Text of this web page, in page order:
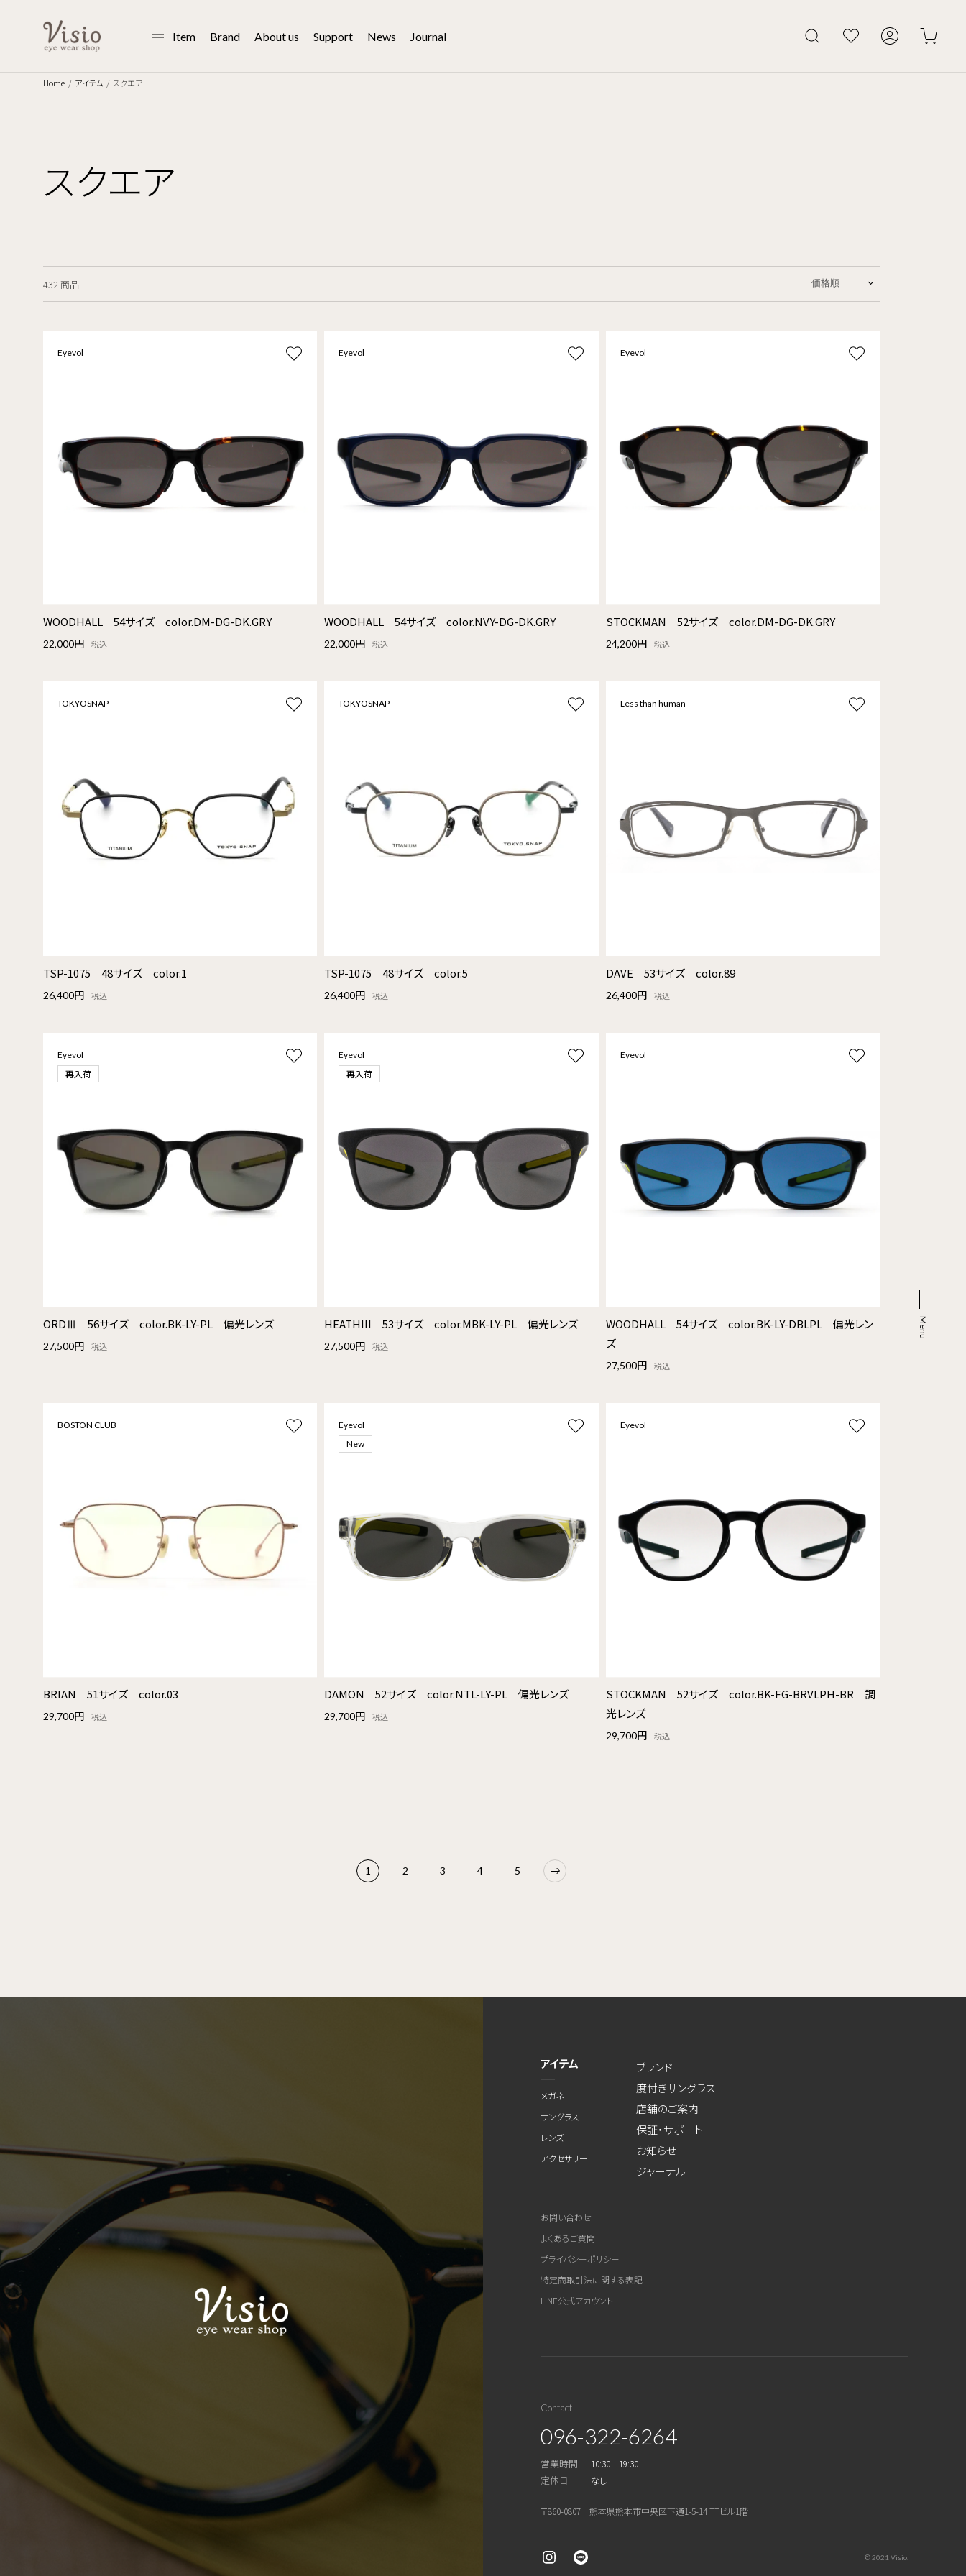
Item Brand About us Support News Journal
Home アイテム スクエア
スクエア
432 商品
Eyevol
WOODHALL 54サイズ color.DM-DG-DK.GRY
22,000円 税込
Eyevol
WOODHALL 54サイズ color.NVY-DG-DK.GRY
22,000円 税込
Eyevol
STOCKMAN 52サイズ color.DM-DG-DK.GRY
24,200円 税込
TOKYOSNAP
TSP-1075 48サイズ color.1
26,400円 税込
TOKYOSNAP
TSP-1075 48サイズ color.5
26,400円 税込
Less than human
DAVE 53サイズ color.89
26,400円 税込
Eyevol
再入荷
ORDⅢ 56サイズ color.BK-LY-PL 偏光レンズ
27,500円 税込
Eyevol
再入荷
HEATHIII 53サイズ color.MBK-LY-PL 偏光レンズ
27,500円 税込
Eyevol
WOODHALL 54サイズ color.BK-LY-DBLPL 偏光レン
ズ
27,500円 税込
BOSTON CLUB
BRIAN 51サイズ color.03
29,700円 税込
Eyevol
New
DAMON 52サイズ color.NTL-LY-PL 偏光レンズ
29,700円 税込
Eyevol
STOCKMAN 52サイズ color.BK-FG-BRVLPH-BR 調
光レンズ
29,700円 税込
1 2 3 4 5
アイテム
メガネ
サングラス
レンズ
アクセサリー
ブランド
度付きサングラス
店舗のご案内
保証・サポート
お知らせ
ジャーナル
お問い合わせ
よくあるご質問
プライバシーポリシー
特定商取引法に関する表記
LINE公式アカウント
Contact
096-322-6264
営業時間 10:30 – 19:30
定休日 なし
〒860-0807 熊本県熊本市中央区下通1-5-14 TTビル1階
© 2021 Visio.